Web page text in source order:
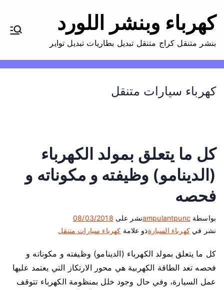
إ
كهرباء وبنشر اللورد
بنشر متنقل كراج متنقل تبديل بطاريات تبديل تواير
كهرباء سيارات متنقل
كل ما يتعلق بمولد الكهرباء
(الدينامو) وظيفته و مكوناته و
فحصه
بواسطة ampulantpuncنشر على 08/03/2018
نشر فيكهرباء السيارةذو علامة كهرباء سيارات متنقل
كل ما يتعلق بمولد الكهرباء (الدينامو) وظيفته و مكوناته و
فحصه تعد الطاقة الكهربية هي محور الارتكاز التي يعتمد عليها
عمل السيارة، وفي حال وجود خلل بمنظومة الكهرباء تتوقف